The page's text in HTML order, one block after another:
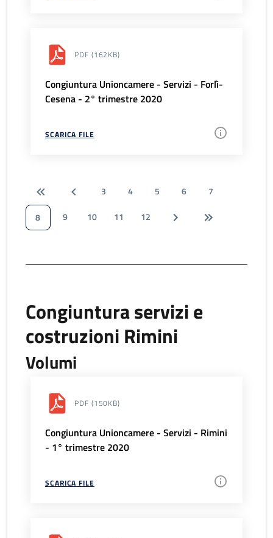
PDF (162KB)
Congiuntura Unioncamere - Servizi - Forlì-
Cesena - 2° trimestre 2020
SCARICA FILE
3 4 5 6
7
8
9 10 11 12
Congiuntura servizi e
costruzioni Rimini
Volumi
PDF (150KB)
Congiuntura Unioncamere - Servizi - Rimini
- 1° trimestre 2020
SCARICA FILE